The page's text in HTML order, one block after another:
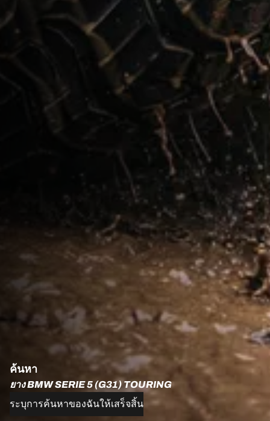
ค้นหา
ยาง BMW SERIE 5 (G31) TOURING
ระบุการค้นหาของฉันให้เสร็จสิ้น